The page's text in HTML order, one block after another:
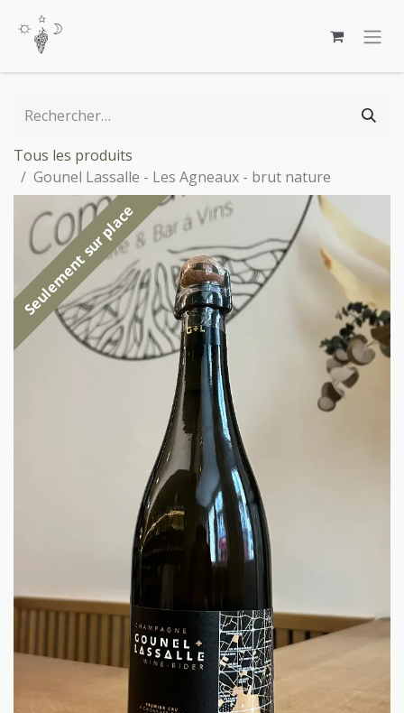
Tous les produits
Gounel Lassalle - Les Agneaux - brut nature
Seulement sur place